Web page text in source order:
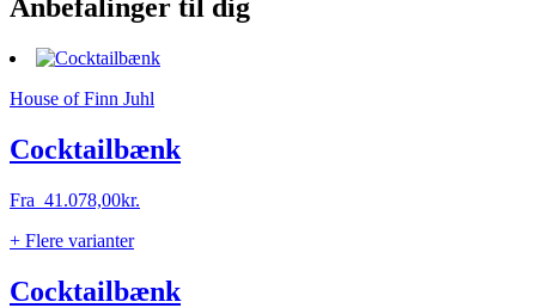
Anbefalinger til dig
House of Finn Juhl
Cocktailbænk
Fra 41.078,00kr.
+ Flere varianter
Cocktailbænk